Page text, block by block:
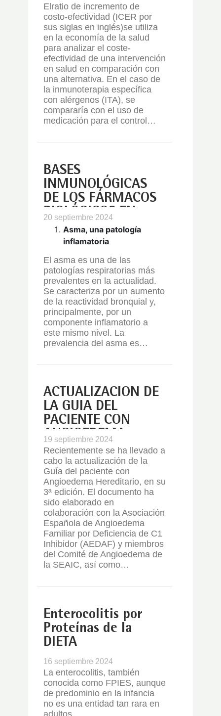
El ratio de incremento de
costo-efectividad (ICER por
sus siglas en inglés)se utiliza
en la economía de la salud
para analizar el coste-
efectividad de una intervención
en salud en comparación con
una alternativa. En el caso de
la inmunoterapia específica
con alérgenos (ITA), se
compararía con el uso de
medicación para el control…
BASES
INMUNOLÓGICAS
DE LOS FÁRMACOS
BIOLÓGICOS EN
ASMA GRAVE
20 septiembre 2024
Asma, una patología
inflamatoria
El asma es una de las
patologías respiratorias más
prevalentes en la actualidad.
Se caracteriza por un aumento
de la reactividad bronquial y,
principalmente, por un
componente inflamatorio a
este mismo nivel. La
prevalencia del asma es…
ACTUALIZACIÓN DE
LA GUIA DEL
PACIENTE CON
ANGIOEDEMA
HEREDITARIO
19 septiembre 2024
Recientemente se ha llevado a
cabo la actualización de la
Guía del paciente con
Angioedema Hereditario, en su
3ª edición. El documento ha
sido elaborado en
colaboración con la Asociación
Española de Angioedema
Familiar por Deficiencia de C1
Inhibidor (AEDAF) y miembros
del Comité de Angioedema de
la SEAIC, así como…
Enterocolitis por
Proteínas de la
DIETA
16 septiembre 2024
La enterocolitis, también
conocida como FPIES, aunque
de predominio en la infancia
no es una entidad tan rara en
adultos.